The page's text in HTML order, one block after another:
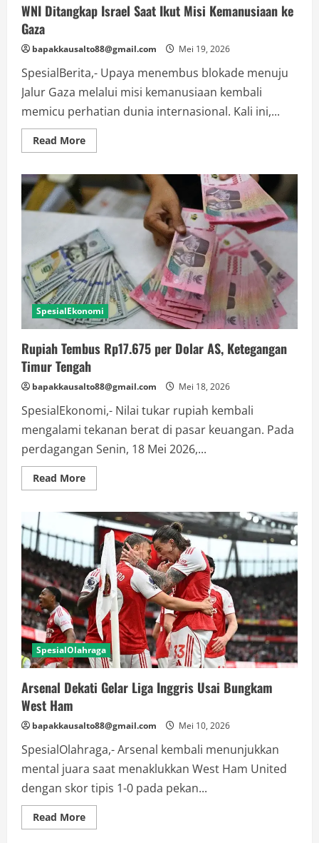
WNI Ditangkap Israel Saat Ikut Misi Kemanusiaan ke
Gaza
bapakkausalto88@gmail.com Mei 19, 2026
SpesialBerita,- Upaya menembus blokade menuju
Jalur Gaza melalui misi kemanusiaan kembali
memicu perhatian dunia internasional. Kali ini,...
Read MoreRead
more
Israel
Saat
Ikut
Misi
Kemanusiaan
ke
Gaza
SpesialEkonomi
Rupiah Tembus Rp17.675 per Dolar AS, Ketegangan
Timur Tengah
bapakkausalto88@gmail.com Mei 18, 2026
SpesialEkonomi,- Nilai tukar rupiah kembali
mengalami tekanan berat di pasar keuangan. Pada
perdagangan Senin, 18 Mei 2026,...
Read MoreRead
more
Tembus
Rp17.675
Dolar
AS,
Ketegangan
Timur
Tengah
SpesialOlahraga
Arsenal Dekati Gelar Liga Inggris Usai Bungkam
West Ham
bapakkausalto88@gmail.com Mei 10, 2026
SpesialOlahraga,- Arsenal kembali menunjukkan
mental juara saat menaklukkan West Ham United
dengan skor tipis 1-0 pada pekan...
Read MoreRead
more